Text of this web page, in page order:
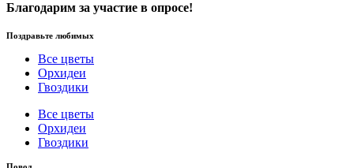
Благодарим за участие в опросе!
Поздравьте любимых
Все цветы
Орхидеи
Гвоздики
Все цветы
Орхидеи
Гвоздики